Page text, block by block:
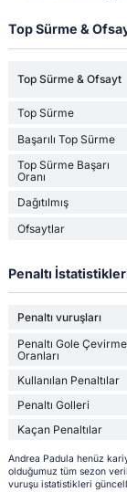
Top Sürme &
Top Sürme & Ofsayt
Top Sürme
Başarılı Top Sürme
Top Sürme Başarı
Oranı
Dağıtılmış
Ofsaytlar
Penaltı
Penaltı vuruşları
Penaltı Gole Çevirme
Oranları
Kullanılan Penaltılar
Penaltı Golleri
Kaçan Penaltılar
Andrea Padula henüz
olduğumuz tüm sezon
vuruşu istatistikleri